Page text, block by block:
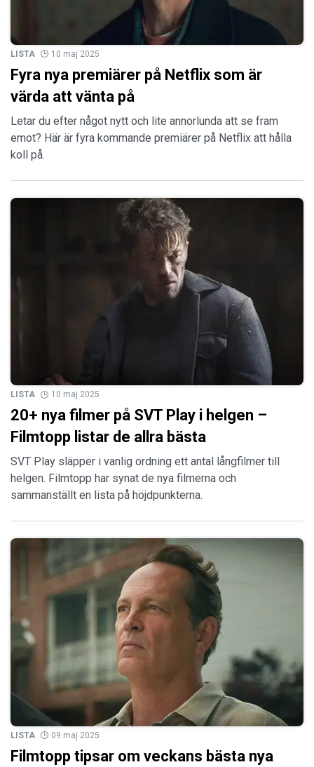
LISTA 10 maj 2025
Fyra nya premiärer på Netflix som är
värda att vänta på
Letar du efter något nytt och lite annorlunda att se fram
emot? Här är fyra kommande premiärer på Netflix att hålla
koll på.
LISTA 10 maj 2025
20+ nya filmer på SVT Play i helgen –
Filmtopp listar de allra bästa
SVT Play släpper i vanlig ordning ett antal långfilmer till
helgen. Filmtopp har synat de nya filmerna och
sammanställt en lista på höjdpunkterna.
LISTA 09 maj 2025
Filmtopp tipsar om veckans bästa nya